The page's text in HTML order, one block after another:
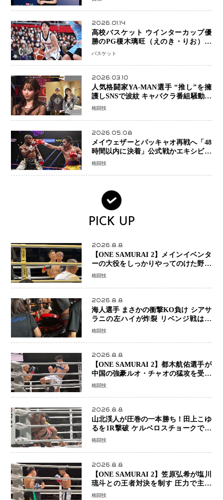
2026.01.14
高校バスケット ウインターカップ優
勝のPG榎木璃旺（えのき・りお）が
プロの現場へ―。
バスケット
2026.03.10
人気格闘家YA-MAN選手 “推し”を擁
護しSNSで波紋 キャバクラ番組騒動に
参戦…結果的にPR効果も？
格闘技
2026.05.08
メイウェザーとパッキャオ再戦へ「48
時間以内に決着」公式戦かエキシビシ
ョンか混迷続く
格闘技
PICK UP
2026.8.8
【ONE SAMURAI 2】メインイベンタ
ーの大役をしっかりやってのけた野杁
正明が衝撃のリベンジ！ リウ・メン
ーで完全決着
格闘技
2026.8.8
海人選手 まさかの衝撃KO負け シアサ
ラニの左ハイが炸裂 リベンジ戦は一
瞬で決着
格闘技
2026.8.8
【ONE SAMURAI 2】都木航佑選手が
中国の強豪ルオ・チャオの猛攻を受け
ながらも的確な攻撃で応戦 最後まで
格闘技
2026.8.8
山北渓人が圧巻の一本勝ち！田上こゆ
るを1R撃破 ケルベロスチョークで存
在感を示す
格闘技
2026.8.8
【ONE SAMURAI 2】笠原弘希が塩川
琉斗との王者対決を制す 圧力で主導
権を握り判定勝利
格闘技